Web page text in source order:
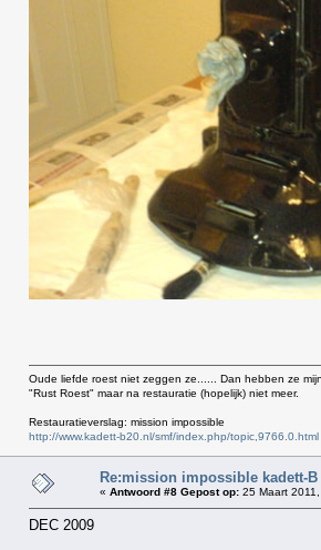
Oude liefde roest niet zeggen ze...... Dan hebben ze
"Rust Roest" maar na restauratie (hopelijk) niet meer.
Restauratieverslag: mission impossible
http://www.kadett-b20.nl/smf/index.php/topic,9766.0.html
Re:mission impossible kadett-B
« Antwoord #8 Gepost op: 25 Maart
DEC 2009